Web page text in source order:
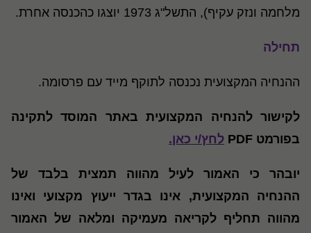
מלחמה ונזק עקיף), התשל"ג 1973 יוצגו כהכנסה אחרת.
תחילה
ההנחיה המקצועית נכנסה לתוקף מייד עם פרסומה.
לקישור להנחיה המקצועית באתר המוסד לתקינה
בפורמט PDF
לחץ/י כאן.
יובהר כי האמור לעיל מהווה תמצית בלבד של
ההנחיה המקצועית, אינו בגדר ייעוץ מקצועי ואינו
מהווה תחליף לקריאה מעמיקה ומלאה של האמור